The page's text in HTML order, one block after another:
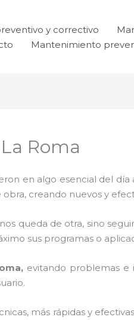
y correctivo
Mantenimiento
Roma
en algo esencial del
creando nuevos y
queda de otra, sino
sus programas o
evitando problemas e
más rápidas y efectivas